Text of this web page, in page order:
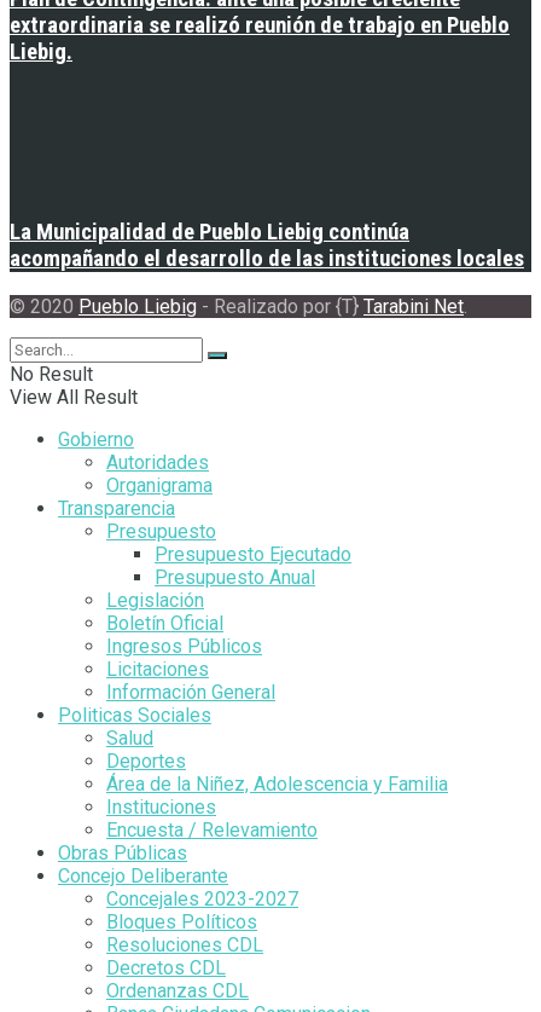
extraordinaria se realizó reunión de trabajo en Pueblo
Liebig.
La Municipalidad de Pueblo Liebig continúa
acompañando el desarrollo de las instituciones locales
© 2020 Pueblo Liebig - Realizado por {T} Tarabini Net.
No Result
View All Result
Gobierno
Autoridades
Organigrama
Transparencia
Presupuesto
Presupuesto Ejecutado
Presupuesto Anual
Legislación
Boletín Oficial
Ingresos Públicos
Licitaciones
Información General
Politicas Sociales
Salud
Deportes
Área de la Niñez, Adolescencia y Familia
Instituciones
Encuesta / Relevamiento
Obras Públicas
Concejo Deliberante
Concejales 2023-2027
Bloques Políticos
Resoluciones CDL
Decretos CDL
Ordenanzas CDL